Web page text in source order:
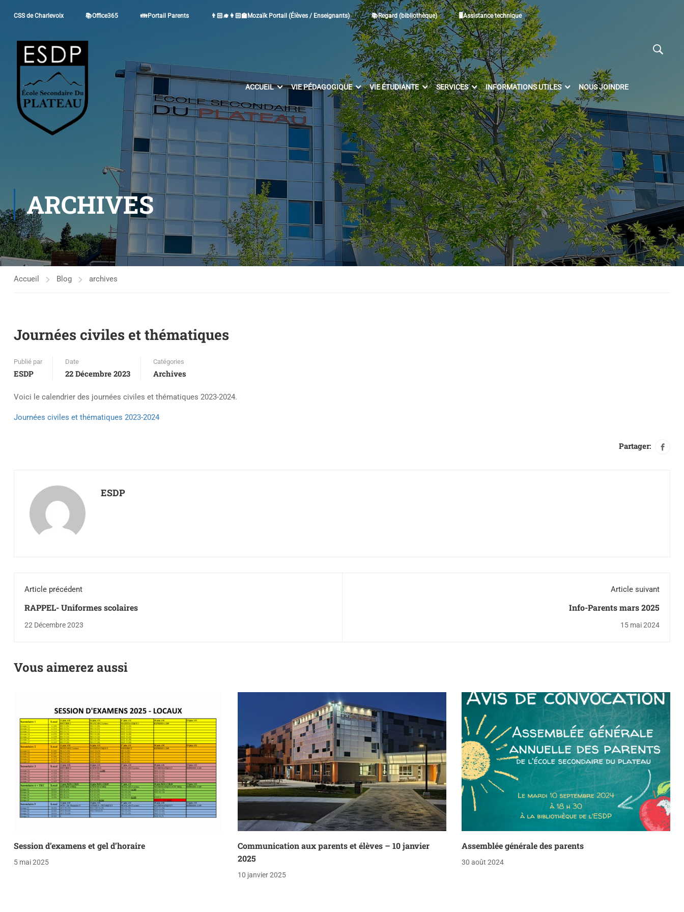
CSS de Charlevoix 📚Office365 👪Portail Parents 👨🏻‍🎓👩🏻‍🏫Mozaïk Portail (Élèves / Enseignants) 📚Regard (bibliothèque) 🖥Assistance technique
ACCUEIL VIE PÉDAGOGIQUE VIE ÉTUDIANTE SERVICES INFORMATIONS UTILES NOUS JOINDRE
ARCHIVES
Accueil Blog archives
Journées civiles et thématiques
Publié par
ESDP
Date
22 Décembre 2023
Catégories
Archives
Voici le calendrier des journées civiles et thématiques 2023-2024.
Journées civiles et thématiques 2023-2024
Partager:
ESDP
Article précédent
RAPPEL- Uniformes scolaires
22 Décembre 2023
Article suivant
Info-Parents mars 2025
15 mai 2024
Vous aimerez aussi
Session d’examens et gel d’horaire
5 mai 2025
Communication aux parents et élèves – 10 janvier
2025
10 janvier 2025
Assemblée générale des parents
30 août 2024